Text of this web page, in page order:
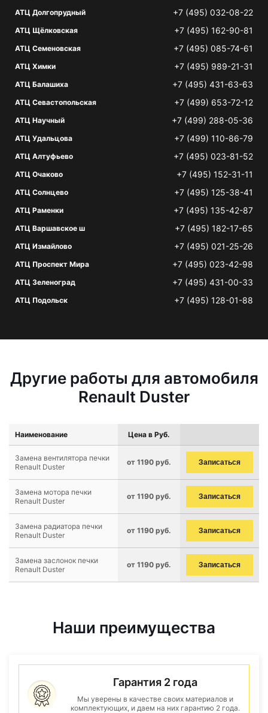
АТЦ Долгопрудный +7 (495) 032-08-22
АТЦ Щёлковская +7 (495) 162-90-81
АТЦ Семеновская +7 (495) 085-74-61
АТЦ Химки +7 (495) 989-21-31
АТЦ Балашиха +7 (495) 431-63-63
АТЦ Севастопольская +7 (499) 653-72-12
АТЦ Научный +7 (499) 288-05-36
АТЦ Удальцова +7 (499) 110-86-79
АТЦ Алтуфьево +7 (495) 023-81-52
АТЦ Очаково +7 (495) 152-31-11
АТЦ Солнцево +7 (495) 125-38-41
АТЦ Раменки +7 (495) 135-42-87
АТЦ Варшавское ш +7 (495) 182-17-65
АТЦ Измайлово +7 (495) 021-25-26
АТЦ Проспект Мира +7 (495) 023-42-98
АТЦ Зеленоград +7 (495) 431-00-33
АТЦ Подольск +7 (495) 128-01-88
Другие работы для автомобиля
Renault Duster
Наименование Цена в Руб.
Замена вентилятора печки
Renault Duster
от 1190 руб. Записаться
Замена мотора печки
Renault Duster
от 1190 руб. Записаться
Замена радиатора печки
Renault Duster
от 1190 руб. Записаться
Замена заслонок печки
Renault Duster
от 1190 руб. Записаться
Наши преимущества
Гарантия 2 года
Мы уверены в качестве своих материалов и
комплектующих, и даем на них гарантию 2 года.